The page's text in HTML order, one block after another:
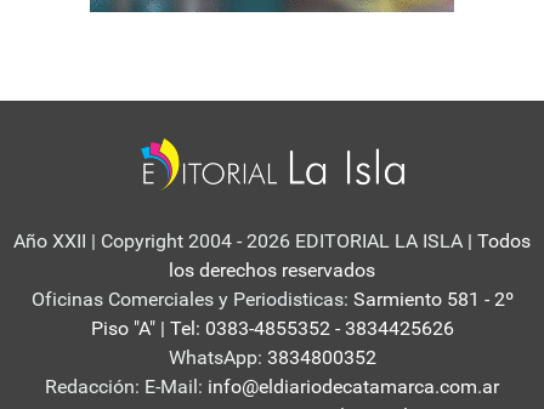
Año XXII | Copyright 2004 - 2026 EDITORIAL LA ISLA | Todos
los derechos reservados
Oficinas Comerciales y Periodisticas: Sarmiento 581 - 2º
Piso "A" | Tel: 0383-4855352 - 3834425626
WhatsApp: 3834800352
Redacción: E-Mail: info@eldiariodecatamarca.com.ar